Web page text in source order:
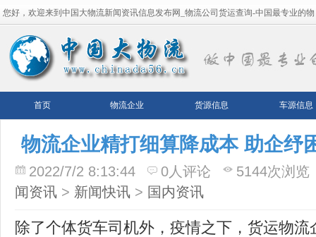
您好，欢迎来到中国大物流新闻资讯信息发布网_物流公司货运查询-中国最专业的物
流平台！
首页 物流企业 货源信息 车源信息
物流企业精打细算降成本 助企纾
2022/7/2 8:13:44 0人评论
5144次浏览
闻资讯 > 新闻快讯 > 国内资讯
除了个体货车司机外，疫情之下，货运物